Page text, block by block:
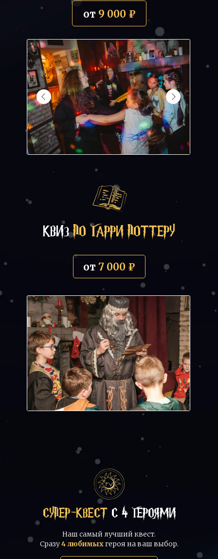
от 9 000 ₽
КВИЗПО ГАРРИ ПОТТЕРУ
от 7 000 ₽
СУПЕР-КВЕСТ С 4 ГЕРОЯМИ
Наш самый лучший квест.
Сразу4 любимыхгероя на ваш выбор.